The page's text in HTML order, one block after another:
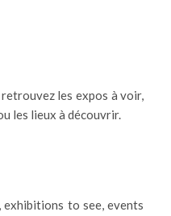
les expos à voir,
les lieux à découvrir.
exhibitions to see, events